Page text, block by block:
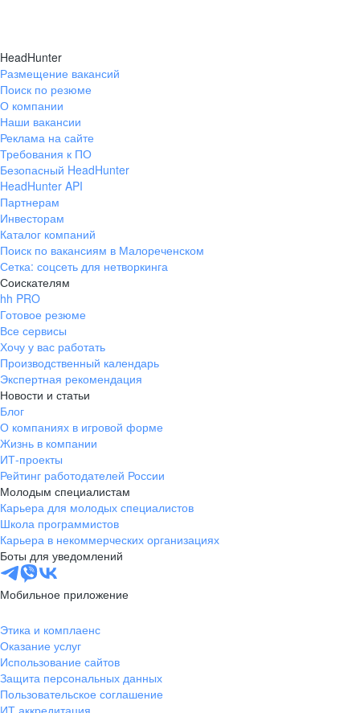
HeadHunter
Размещение вакансий
Поиск по резюме
О компании
Наши вакансии
Реклама на сайте
Требования к ПО
Безопасный HeadHunter
HeadHunter API
Партнерам
Инвесторам
Каталог компаний
Поиск по вакансиям в Малореченском
Сетка: соцсеть для нетворкинга
Соискателям
hh PRO
Готовое резюме
Все сервисы
Хочу у вас работать
Производственный календарь
Экспертная рекомендация
Новости и статьи
Блог
О компаниях в игровой форме
Жизнь в компании
ИТ-проекты
Рейтинг работодателей России
Молодым специалистам
Карьера для молодых специалистов
Школа программистов
Карьера в некоммерческих организациях
Боты для уведомлений
Мобильное приложение
Этика и комплаенс
Оказание услуг
Использование сайтов
Защита персональных данных
Пользовательское соглашение